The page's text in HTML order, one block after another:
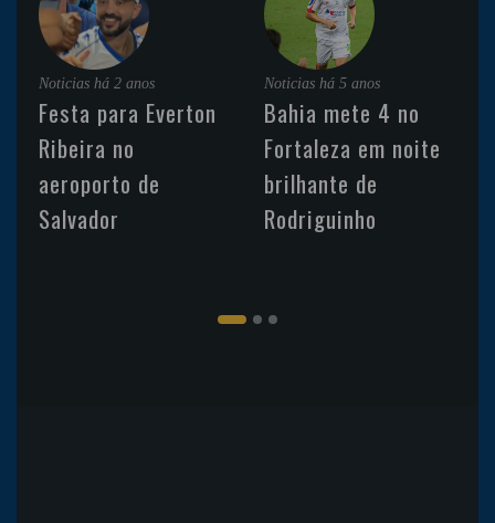
Noticias há 2 anos
Festa para Everton
Ribeira no
aeroporto de
Salvador
Noticias há 5 anos
Bahia mete 4 no
Fortaleza em noite
brilhante de
Rodriguinho